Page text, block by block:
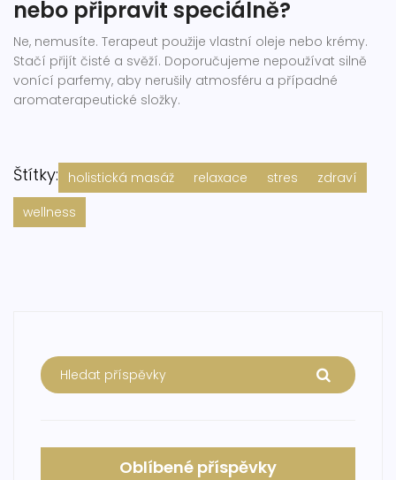
nebo připravit speciálně?
Ne, nemusíte. Terapeut použije vlastní oleje nebo krémy.
Stačí přijít čisté a svěží. Doporučujeme nepoužívat silně
vonící parfemy, aby nerušily atmosféru a případné
aromaterapeutické složky.
Štítky: holistická masáž relaxace stres
zdraví
wellness
Oblíbené příspěvky